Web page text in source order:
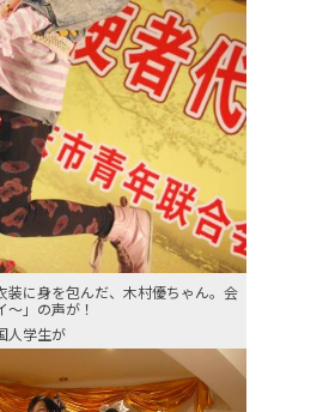
装に身を包んだ、木村優ちゃん。会
」の声が！
人学生が